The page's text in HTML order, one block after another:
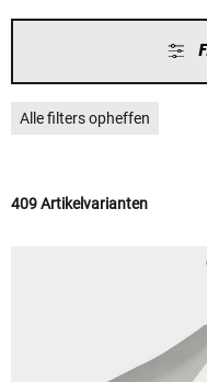
Alle filters opheffen
409 Artikelvarianten